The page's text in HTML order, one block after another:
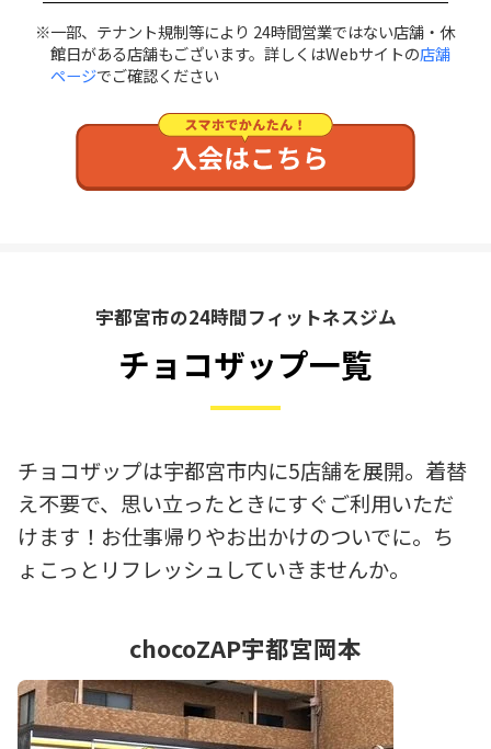
一部、テナント規制等により 24時間営業ではない店舗・休
館日がある店舗もございます。詳しくはWebサイトの店舗
ページでご確認ください
宇都宮市の24時間フィットネスジム
チョコザップ一覧
チョコザップは宇都宮市内に5店舗を展開。着替
え不要で、思い立ったときにすぐご利用いただ
けます！お仕事帰りやお出かけのついでに。ち
ょこっとリフレッシュしていきませんか。
chocoZAP宇都宮岡本